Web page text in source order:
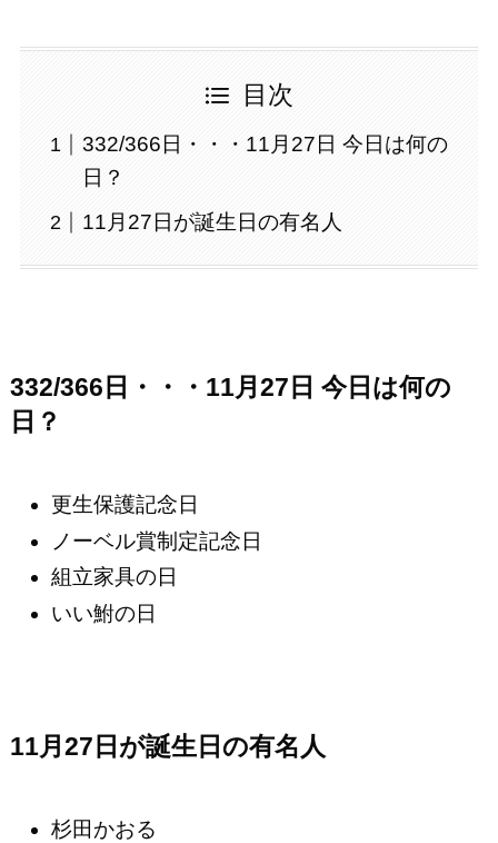
目次
332/366日・・・11月27日 今日は何の
日？
11月27日が誕生日の有名人
332/366日・・・11月27日 今日は何の
日？
更生保護記念日
ノーベル賞制定記念日
組立家具の日
いい鮒の日
11月27日が誕生日の有名人
杉田かおる